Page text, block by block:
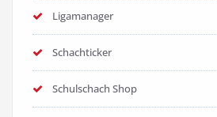
Ligamanager
Schachticker
Schulschach Shop